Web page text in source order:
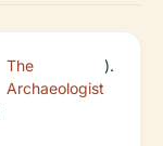
The
Archaeologist
).